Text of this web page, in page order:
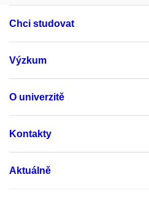
Chci studovat
Výzkum
O univerzitě
Kontakty
Aktuálně